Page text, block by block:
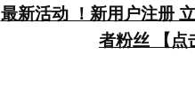
最新活动 ！新用户注册
者粉丝 【点